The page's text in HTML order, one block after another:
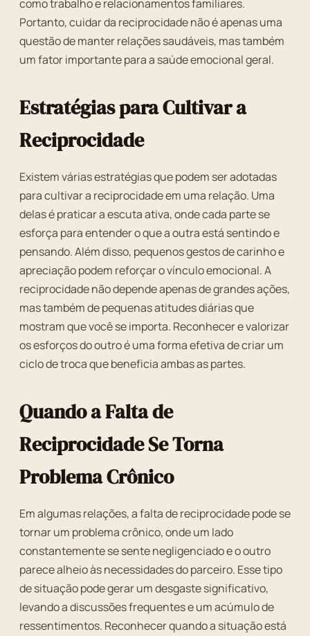
como trabalho e relacionamentos familiares.
Portanto, cuidar da reciprocidade não é apenas uma
questão de manter relações saudáveis, mas também
um fator importante para a saúde emocional geral.
Estratégias para Cultivar a
Reciprocidade
Existem várias estratégias que podem ser adotadas
para cultivar a reciprocidade em uma relação. Uma
delas é praticar a escuta ativa, onde cada parte se
esforça para entender o que a outra está sentindo e
pensando. Além disso, pequenos gestos de carinho e
apreciação podem reforçar o vínculo emocional. A
reciprocidade não depende apenas de grandes ações,
mas também de pequenas atitudes diárias que
mostram que você se importa. Reconhecer e valorizar
os esforços do outro é uma forma efetiva de criar um
ciclo de troca que beneficia ambas as partes.
Quando a Falta de
Reciprocidade Se Torna
Problema Crônico
Em algumas relações, a falta de reciprocidade pode se
tornar um problema crônico, onde um lado
constantemente se sente negligenciado e o outro
parece alheio às necessidades do parceiro. Esse tipo
de situação pode gerar um desgaste significativo,
levando a discussões frequentes e um acúmulo de
ressentimentos. Reconhecer quando a situação está